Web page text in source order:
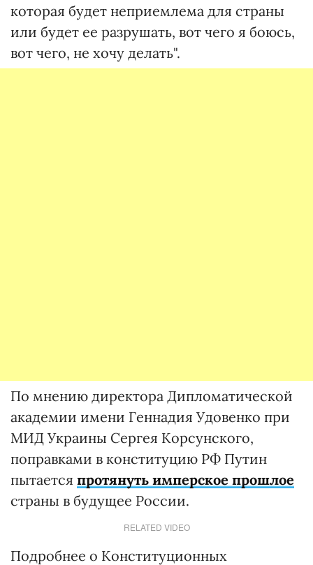
которая будет неприемлема для страны
или будет ее разрушать, вот чего я боюсь,
вот чего, не хочу делать".
По мнению директора Дипломатической
академии имени Геннадия Удовенко при
МИД Украины Сергея Корсунского,
поправками в конституцию РФ Путин
пытается протянуть имперское прошлое
страны в будущее России.
RELATED VIDEO
Подробнее о Конституционных